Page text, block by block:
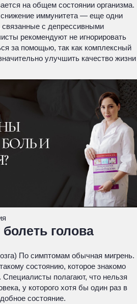
на общем состоянии организма.
снижение иммунитета — еще одни
с депрессивными
рекомендуют не игнорировать
за помощью, так как комплексный
улучшить качество жизни
голова
По симптомам обычная мигрень.
состоянию, которое знакомо
полагают, что нельзя
у которого хотя бы один раз в
состояние.